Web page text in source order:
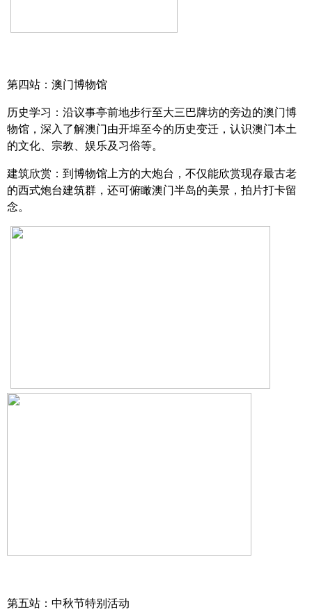
第四站：澳门博物馆
历史学习：沿议事亭前地步行至大三巴牌坊的旁边的澳门博
物馆，深入了解澳门由开埠至今的历史变迁，认识澳门本土
的文化、宗教、娱乐及习俗等。
建筑欣赏：到博物馆上方的大炮台，不仅能欣赏现存最古老
的西式炮台建筑群，还可俯瞰澳门半岛的美景，拍片打卡留
念。
第五站：中秋节特别活动